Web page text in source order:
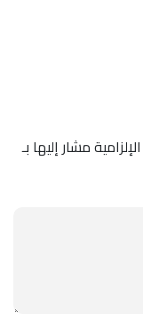
مشار إليها بـ